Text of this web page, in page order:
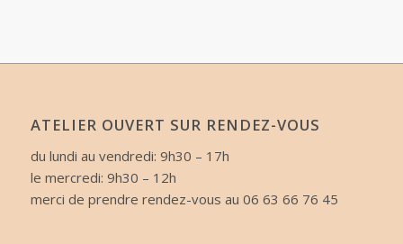
ATELIER OUVERT SUR RENDEZ-VOUS
du lundi au vendredi: 9h30 – 17h
le mercredi: 9h30 – 12h
merci de prendre rendez-vous au 06 63 66 76 45